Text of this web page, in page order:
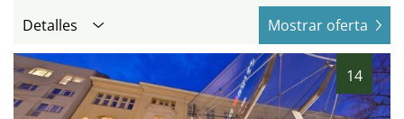
Detalles Mostrar oferta
14